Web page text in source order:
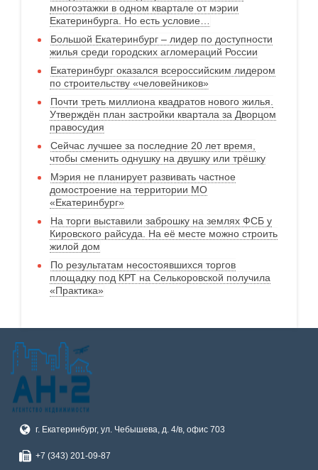
многоэтажки в одном квартале от мэрии
Екатеринбурга. Но есть условие…
Большой Екатеринбург – лидер по доступности
жилья среди городских агломераций России
Екатеринбург оказался всероссийским лидером
по строительству «человейников»
Почти треть миллиона квадратов нового жилья.
Утверждён план застройки квартала за Дворцом
правосудия
Сейчас лучшее за последние 20 лет время,
чтобы сменить однушку на двушку или трёшку
Мэрия не планирует развивать частное
домостроение на территории МО
«Екатеринбург»
На торги выставили заброшку на землях ФСБ у
Кировского райсуда. На её месте можно строить
жилой дом
По результатам несостоявшихся торгов
площадку под КРТ на Селькоровской получила
«Практика»
г. Екатеринбург, ул. Чебышева, д. 4/в, офис 703
+7 (343) 201-09-87